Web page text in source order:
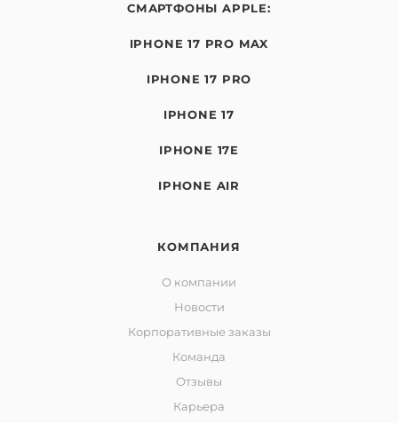
СМАРТФОНЫ APPLE:
IPHONE 17 PRO MAX
IPHONE 17 PRO
IPHONE 17
IPHONE 17E
IPHONE AIR
КОМПАНИЯ
О компании
Новости
Корпоративные заказы
Команда
Отзывы
Карьера